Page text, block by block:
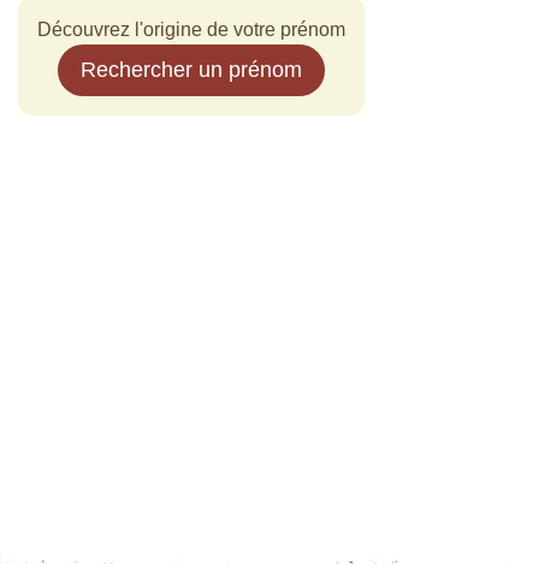
Découvrez l'origine de votre prénom
Rechercher un prénom